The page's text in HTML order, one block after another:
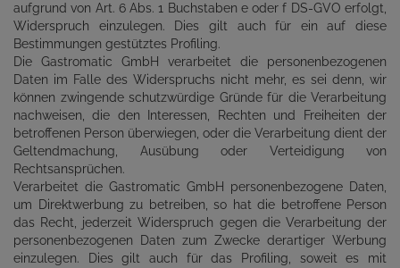
aufgrund von Art. 6 Abs. 1 Buchstaben e oder f DS-GVO erfolgt,
Widerspruch einzulegen. Dies gilt auch für ein auf diese
Bestimmungen gestütztes Profiling.
Die Gastromatic GmbH verarbeitet die personenbezogenen
Daten im Falle des Widerspruchs nicht mehr, es sei denn, wir
können zwingende schutzwürdige Gründe für die Verarbeitung
nachweisen, die den Interessen, Rechten und Freiheiten der
betroffenen Person überwiegen, oder die Verarbeitung dient der
Geltendmachung, Ausübung oder Verteidigung von
Rechtsansprüchen.
Verarbeitet die Gastromatic GmbH personenbezogene Daten,
um Direktwerbung zu betreiben, so hat die betroffene Person
das Recht, jederzeit Widerspruch gegen die Verarbeitung der
personenbezogenen Daten zum Zwecke derartiger Werbung
einzulegen. Dies gilt auch für das Profiling, soweit es mit